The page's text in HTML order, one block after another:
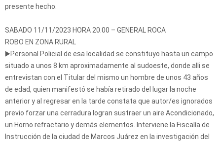
presente hecho.
SABADO 11/11/2023 HORA 20.00 – GENERAL ROCA
ROBO EN ZONA RURAL
▶️Personal Policial de esa localidad se constituyo hasta un campo
situado a unos 8 km aproximadamente al sudoeste, donde alli se
entrevistan con el Titular del mismo un hombre de unos 43 años
de edad, quien manifestó se había retirado del lugar la noche
anterior y al regresar en la tarde constata que autor/es ignorados
previo forzar una cerradura logran sustraer un aire Acondicionado,
un Horno refractario y demás elementos. Interviene la Fiscalía de
Instrucción de la ciudad de Marcos Juárez en la investigación del